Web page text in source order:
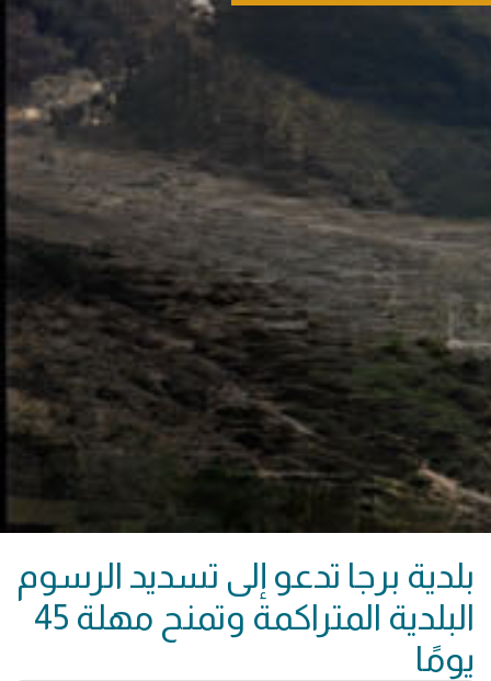
بلدية برجا تدعو إلى تسديد الرسوم
البلدية المتراكمة وتمنح مهلة 45
يومًا